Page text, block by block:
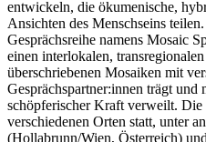
entwickeln, die ökumenische,
Ansichten des Menschseins
Gesprächsreihe namens Mosaic
einen interlokalen,
überschriebenen Mosaiken mit
Gesprächspartner:innen trägt
schöpferischer Kraft verweilt. Die
verschiedenen Orten statt, unter
(Hollabrunn/Wien, Österreich)